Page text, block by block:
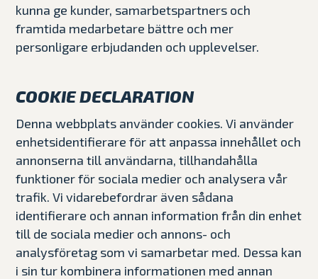
kunna ge kunder, samarbetspartners och
framtida medarbetare bättre och mer
personligare erbjudanden och upplevelser.
COOKIE DECLARATION
Denna webbplats använder cookies. Vi använder
enhetsidentifierare för att anpassa innehållet och
annonserna till användarna, tillhandahålla
funktioner för sociala medier och analysera vår
trafik. Vi vidarebefordrar även sådana
identifierare och annan information från din enhet
till de sociala medier och annons- och
analysföretag som vi samarbetar med. Dessa kan
i sin tur kombinera informationen med annan